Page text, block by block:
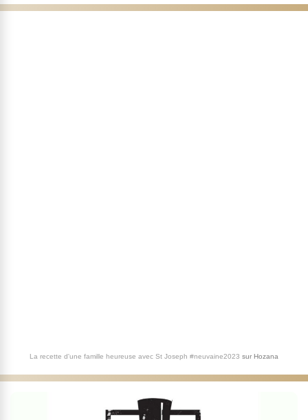
La recette d'une famille heureuse avec St Joseph #neuvaine2023 sur Hozana